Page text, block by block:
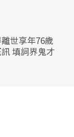
世享年76歲
填詞界鬼才